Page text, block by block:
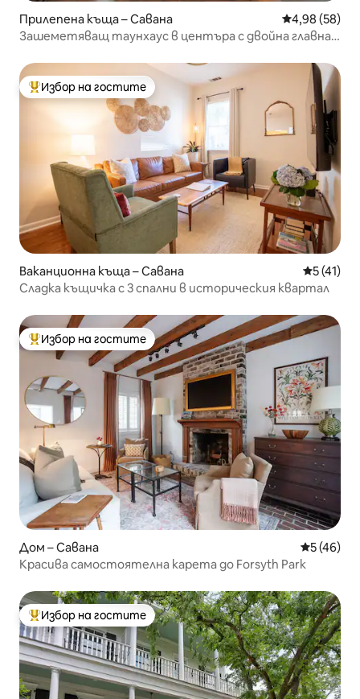
Прилепена къща – Савана Средна
4,98 (58)
Зашеметяващ таунхаус в центъра с двойна главна
Най-популярен избор на гостите
Избор на гостите
Ваканционна къща – Савана Средна
5 (41)
Сладка къщичка с 3 спални в историческия квартал
Най-популярен избор на гостите
Избор на гостите
Дом – Савана Средна
5 (46)
Красива самостоятелна карета до Forsyth Park
Най-популярен избор на гостите
Избор на гостите